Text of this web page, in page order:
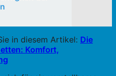
in diesem Artikel: Die
Komfort,